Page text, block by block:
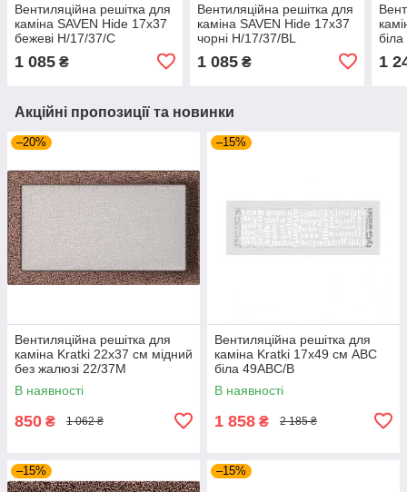
Вентиляційна решітка для
каміна SAVEN Hide 17x37
бежеві H/17/37/C
1 085 ₴
Вентиляційна решітка для
каміна SAVEN Hide 17x37
чорні H/17/37/BL
1 085₴ 1
Акційні пропозиції та новинки
–20%
Вентиляційна решітка для
каміна Kratki 22x37 см мідний
без жалюзі 22/37M
В наявності
850 ₴ 1 062 ₴
–15%
Вентиляційна решітка для
каміна Kratki 17х49 см АВС
біла 49ABC/B
В наявності
1 858 ₴ 2 185 ₴
–15% –15%